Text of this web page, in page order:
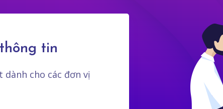
tin
cho các đơn vị